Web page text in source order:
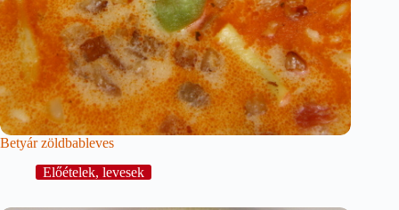
Betyár zöldbableves
Előételek, levesek